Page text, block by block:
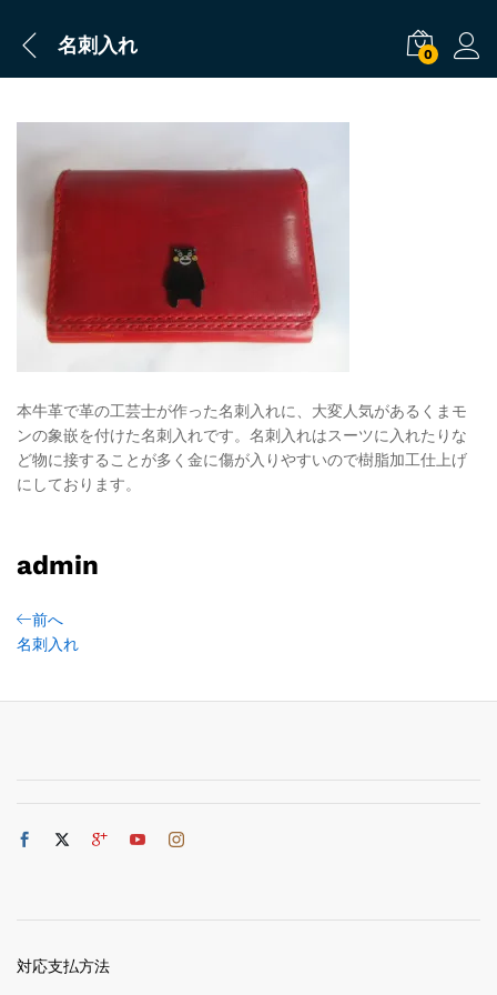
名刺入れ 0
本牛革で革の工芸士が作った名刺入れに、大変人気があるくまモ
ンの象嵌を付けた名刺入れです。名刺入れはスーツに入れたりな
ど物に接することが多く金に傷が入りやすいので樹脂加工仕上げ
にしております。
admin
前へ
名刺入れ
対応支払方法